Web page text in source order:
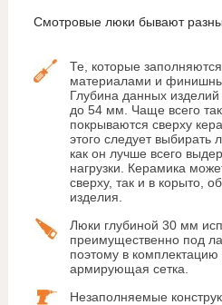
Смотровые люки бывают
Те, которые
материалами и
Глубина данных
до 54 мм. Чаще всего
покрываются сверху
этого следует выбирать
как он лучше всего
нагрузки. Керамика
сверху, так и в корыто,
изделия.
Люки глубиной 30 мм
преимущественно под
поэтому в
армирующая сетка.
Незаполняемые